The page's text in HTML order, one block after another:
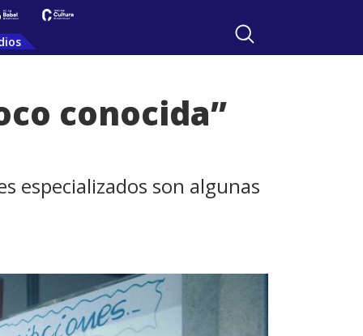
conocida”
especializados son algunas